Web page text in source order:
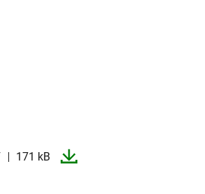
171 kB